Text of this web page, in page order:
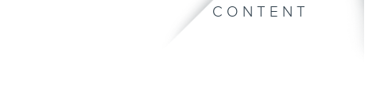
CONTENT